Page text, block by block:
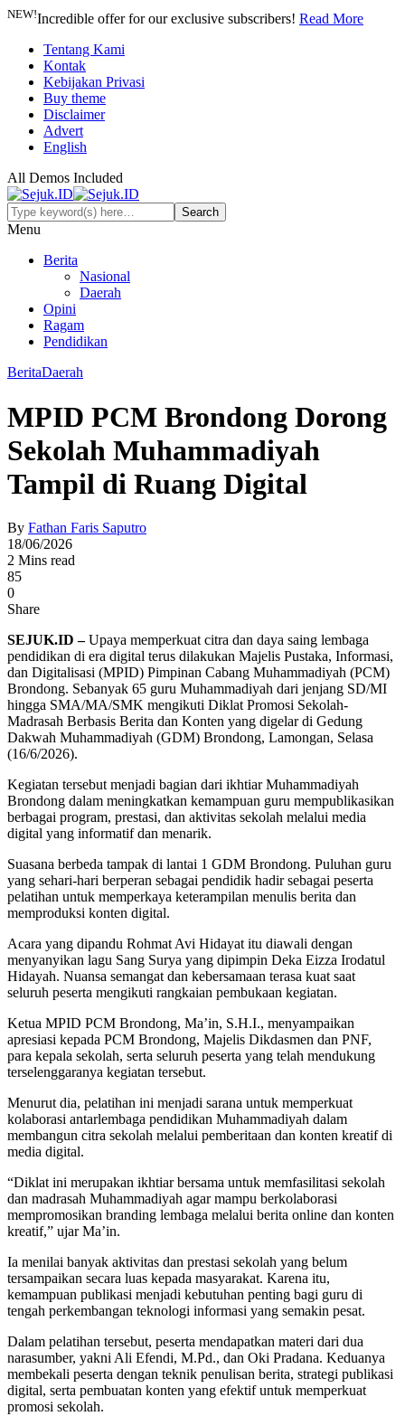
NEW!Incredible offer for our exclusive subscribers! Read More
Tentang Kami
Kontak
Kebijakan Privasi
Buy theme
Disclaimer
Advert
English
All Demos Included
Menu
Berita
Nasional
Daerah
Opini
Ragam
Pendidikan
BeritaDaerah
MPID PCM Brondong Dorong
Sekolah Muhammadiyah
Tampil di Ruang Digital
By Fathan Faris Saputro
18/06/2026
2 Mins read
85
0
Share
SEJUK.ID –Upaya memperkuat citra dan daya saing lembaga
pendidikan di era digital terus dilakukan Majelis Pustaka, Informasi,
dan Digitalisasi (MPID) Pimpinan Cabang Muhammadiyah (PCM)
Brondong. Sebanyak 65 guru Muhammadiyah dari jenjang SD/MI
hingga SMA/MA/SMK mengikuti Diklat Promosi Sekolah-
Madrasah Berbasis Berita dan Konten yang digelar di Gedung
Dakwah Muhammadiyah (GDM) Brondong, Lamongan, Selasa
(16/6/2026).
Kegiatan tersebut menjadi bagian dari ikhtiar Muhammadiyah
Brondong dalam meningkatkan kemampuan guru mempublikasikan
berbagai program, prestasi, dan aktivitas sekolah melalui media
digital yang informatif dan menarik.
Suasana berbeda tampak di lantai 1 GDM Brondong. Puluhan guru
yang sehari-hari berperan sebagai pendidik hadir sebagai peserta
pelatihan untuk memperkaya keterampilan menulis berita dan
memproduksi konten digital.
Acara yang dipandu Rohmat Avi Hidayat itu diawali dengan
menyanyikan lagu Sang Surya yang dipimpin Deka Eizza Irodatul
Hidayah. Nuansa semangat dan kebersamaan terasa kuat saat
seluruh peserta mengikuti rangkaian pembukaan kegiatan.
Ketua MPID PCM Brondong, Ma’in, S.H.I., menyampaikan
apresiasi kepada PCM Brondong, Majelis Dikdasmen dan PNF,
para kepala sekolah, serta seluruh peserta yang telah mendukung
terselenggaranya kegiatan tersebut.
Menurut dia, pelatihan ini menjadi sarana untuk memperkuat
kolaborasi antarlembaga pendidikan Muhammadiyah dalam
membangun citra sekolah melalui pemberitaan dan konten kreatif di
media digital.
“Diklat ini merupakan ikhtiar bersama untuk memfasilitasi sekolah
dan madrasah Muhammadiyah agar mampu berkolaborasi
mempromosikan branding lembaga melalui berita online dan konten
kreatif,” ujar Ma’in.
Ia menilai banyak aktivitas dan prestasi sekolah yang belum
tersampaikan secara luas kepada masyarakat. Karena itu,
kemampuan publikasi menjadi kebutuhan penting bagi guru di
tengah perkembangan teknologi informasi yang semakin pesat.
Dalam pelatihan tersebut, peserta mendapatkan materi dari dua
narasumber, yakni Ali Efendi, M.Pd., dan Oki Pradana. Keduanya
membekali peserta dengan teknik penulisan berita, strategi publikasi
digital, serta pembuatan konten yang efektif untuk memperkuat
promosi sekolah.